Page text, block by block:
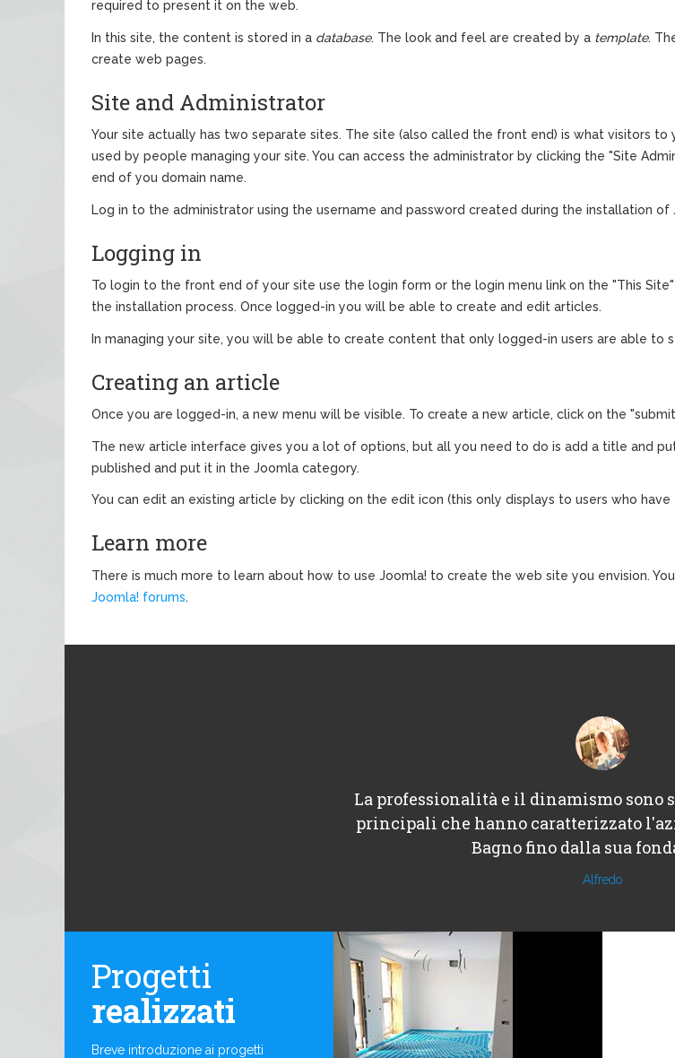
required to present it on the web.
In this site, the content is stored in a database. The look and feel are created by a template.
create web pages.
Site and Administrator
Your site actually has two separate sites. The site (also called the front end) is what visitors
used by people managing your site. You can access the administrator by clicking the "Site
end of you domain name.
Log in to the administrator using the username and password created during the installation of
Logging in
To login to the front end of your site use the login form or the login menu link on the "This
the installation process. Once logged-in you will be able to create and edit articles.
In managing your site, you will be able to create content that only logged-in users are able to
Creating an article
Once you are logged-in, a new menu will be visible. To create a new article, click on the
The new article interface gives you a lot of options, but all you need to do is add a title and
published and put it in the Joomla category.
You can edit an existing article by clicking on the edit icon (this only displays to users who
Learn more
There is much more to learn about how to use Joomla! to create the web site you envision.
Joomla! forums.
La professionalità e il dinamismo sono
principali che hanno caratterizzato
Bagno fino dalla sua
Alfredo
Progetti
realizzati
Breve introduzione ai progetti